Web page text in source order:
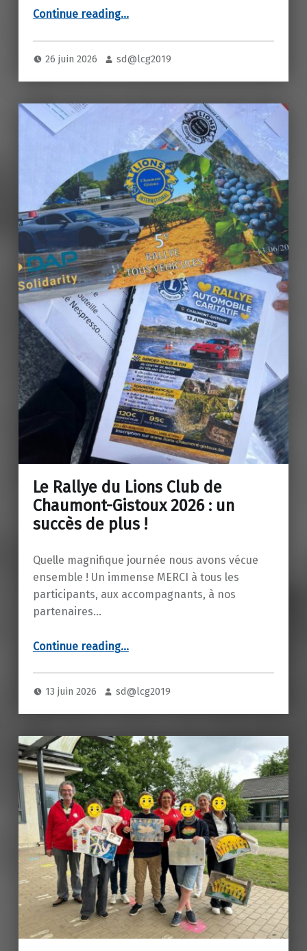
Continue reading“Intronisations de Laurent et Benoît et passage de Présidence : 26 Juin 2026”
…
26 juin 2026 sd@lcg2019
Le Rallye du Lions Club de
Chaumont-Gistoux 2026 : un
succès de plus !
Quelle magnifique journée nous avons vécue
ensemble ! Un immense MERCI à tous les
participants, aux accompagnants, à nos
partenaires…
Continue reading“Le Rallye du Lions Club de Chaumont-Gistoux 2026 : un succès de plus !”
…
13 juin 2026 sd@lcg2019